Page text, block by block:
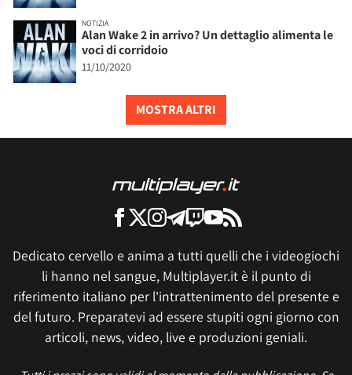
NOTIZIA
Alan Wake 2 in arrivo? Un dettaglio alimenta le
voci di corridoio
11/10/2020
MOSTRA ALTRI
Dedicato cervello e anima a tutti quelli che i videogiochi
li hanno nel sangue, Multiplayer.it è il punto di
riferimento italiano per l'intrattenimento del presente e
del futuro. Preparatevi ad essere stupiti ogni giorno con
articoli, news, video, live e produzioni geniali.